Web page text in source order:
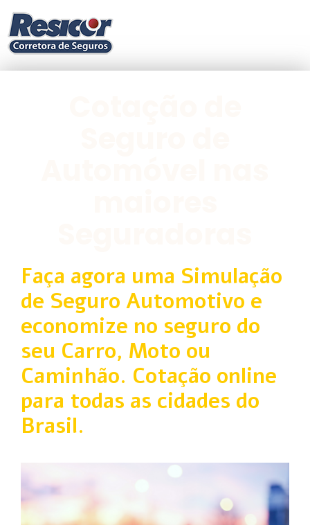
Faça agora uma Simulação
de Seguro Automotivo e
economize no seguro do
seu Carro, Moto ou
Caminhão. Cotação online
para todas as cidades do
Brasil.